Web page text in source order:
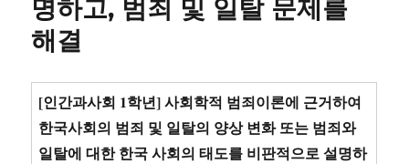
명하고, 범죄 및 일탈 문제를
해결
[인간과사회 1학년] 사회학적 범죄이론에 근거하여
한국사회의 범죄 및 일탈의 양상 변화 또는 범죄와
일탈에 대한 한국 사회의 태도를 비판적으로 설명하